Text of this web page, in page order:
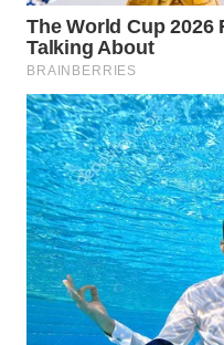
WAHANA
TANI
WAHANA
ADVOKAT
WAHANA
INFRASTRUKTUR
WAHANA
KONSUMEN